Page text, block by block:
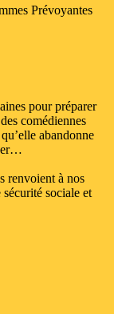
Prévoyantes
pour préparer
comédiennes
abandonne
renvoient à nos
sociale et